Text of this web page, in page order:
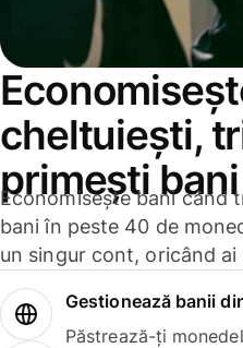
cheltuiești,
primești bani
Economisește bani când
bani în peste 40 de
un singur cont, oricând ai
Gestionează banii
Păstrează-ți